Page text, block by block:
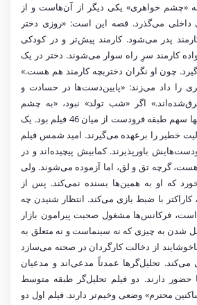
«چشم خواهری» یکی دیگر از آن‌هاست و از
داخلی می‌گذرد. قصه این است: «روزی دختر
پدر می‌شود. کارمند پیش‌تر و در کودکی
کارمند سرِ راه سوار می‌شوند. دختر در یک
چون او نگران دختربچه کارمند هم هست.»
را داد می‌زند: «پایین‌دست‌ها در حسادت و
اگر «شب تولد» نبود، «به چشم
خواهری» و «وقت‌ نهار» تنها سهم طبقه فرودست از میان 46 فیلم بود. یک
خطیر را برعهده می‌گیرند. امید شمس فیلم
باورپذیرند. کمابیش پیچید‌ه‌اند و در
گرچه تق و لق، اما آزموده می‌شوند. ولی
مشکل از جایی آب می‌خورد که او به همین‌ها بسنده نمی‎‌کند. پس از
با ضبط بازی می‌کند. انتظار شنیدن چه
فرکانس‌ها مشغول صحبت پیرامون بازار
شدن به چیزی که نه سینماست و نه متعلق به
از دخالت کارگردان در صحنه می‌سازد
می‌کند. تحلیل‌گرها عمدتاً مدعی‌اند و مدعیان
دارند. دو فیلم تحلیل‌گر طبقه متوسط
محترم» وضعی وخیم‌تر دارند. فیلم اول دو